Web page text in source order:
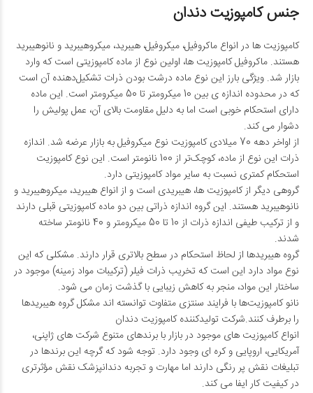
جنس کامپوزیت دندان
کامپوزیت­ ها در انواع ماکروفیل، میکروفیل، هیبرید، میکروهیبرید و نانوهیبرید
هستند. ماکروفیل کامپوزیت­ ها، اولین نوع از ماده کامپوزیتی است که وارد
بازار شد. ویژگی بارز این نوع ماده درشت بودن ذرات تشکیل‌دهنده آن است
که در محدوده اندازه­ ی بین 10 میکرومتر تا 50 میکرومتر است. این ماده
دارای استحکام خوبی است اما به دلیل مقاومت بالای آن، عمل پولیش را
دشوار می­ کند.
از اواخر دهه 70 میلادی کامپوزیت نوع میکروفیل به بازار عرضه شد. اندازه
ذرات این نوع از ماده، کوچک‌تر از 100 نانومتر است. این نوع کامپوزیت
استحکام کمتری نسبت به سایر مواد کامپوزیتی دارد.
گروهی دیگر از کامپوزیت ­ها، هیبریدی است و از انواع هیبرید، میکروهیبرید و
نانوهیبرید هستند. این گروه اندازه ذراتی بین دو ماده کامپوزیتی قبلی دارند
و از ترکیب طیفی اندازه ذرات از 10 تا 50 میکرومتر و 40 نانومتر ساخته
شدند.
گروه هیبریدها از لحاظ استحکام در سطح بالاتری قرار دارند. مشکلی که این
نوع مواد دارد این است که تخریب ذرات فیلر (ترکیبات مواد زمینه) موجود در
ساختار این مواد، منجر به کاهش زیبایی با گذشت زمان می­ شود.
نانو کامپوزیت‌ها با فرایند سنتزی متفاوت توانسته ­اند مشکل گروه هیبریدها
را برطرف کنند.شرکت تولیدکننده کامپوزیت دندان
انواع کامپوزیت­ های موجود در بازار با برند­های متنوع شرکت­ های ژاپنی،
آمریکایی، اروپایی و کره ­ای وجود دارد. توجه شود که گرچه این برندها در
تبلیغات نقش پر رنگی دارند اما مهارت و تجربه دندانپزشک نقش مؤثرتری
در کیفیت کار ایفا می ­کند.